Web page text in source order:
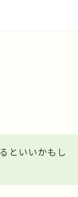
といいかもし